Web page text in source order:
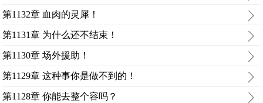
第1132章 血肉的灵犀！
第1131章 为什么还不结束！
第1130章 场外援助！
第1129章 这种事你是做不到的！
第1128章 你能去整个容吗？